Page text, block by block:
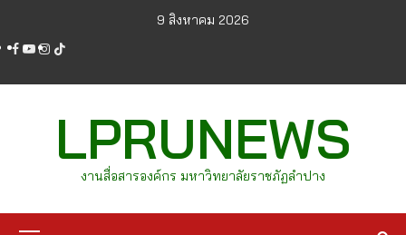
content
9 สิงหาคม 2026
facebook
youtube
instagram
tiktok
LPRUNEWS
งานสื่อสารองค์กร มหาวิทยาลัยราชภัฏลำปาง